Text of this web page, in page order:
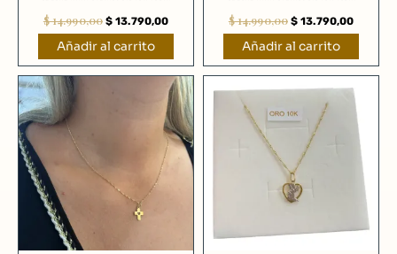
$14.990,00 $ 13.790,00
Añadir al carrito
$14.990,00 $ 13.790,00
Añadir al carrito